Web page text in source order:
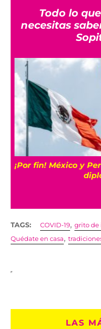
Todo lo
necesitas
¡Por fin! México y
TAGS: COVID-19,grito de
Quédate en casa,
LAS